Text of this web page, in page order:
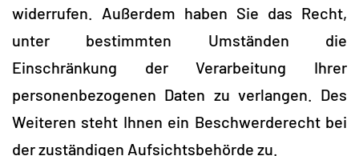
widerrufen. Außerdem haben Sie das Recht,
unter bestimmten Umständen die
Einschränkung der Verarbeitung Ihrer
personenbezogenen Daten zu verlangen. Des
Weiteren steht Ihnen ein Beschwerderecht bei
der zuständigen Aufsichtsbehörde zu.